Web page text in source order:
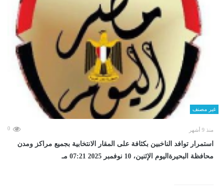
غير مصنف
منذ 9 أشهر 0
استمرار توافد الناخبين بكثافة على المقار الانتخابية بجميع مراكز ومدن
محافظة البحيرةاليوم الإثنين، 10 نوفمبر 2025 07:21 مـ